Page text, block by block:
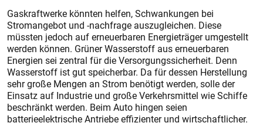
Gaskraftwerke könnten helfen, Schwankungen bei
Stromangebot und -nachfrage auszugleichen. Diese
müssten jedoch auf erneuerbaren Energieträger umgestellt
werden können. Grüner Wasserstoff aus erneuerbaren
Energien sei zentral für die Versorgungssicherheit. Denn
Wasserstoff ist gut speicherbar. Da für dessen Herstellung
sehr große Mengen an Strom benötigt werden, solle der
Einsatz auf Industrie und große Verkehrsmittel wie Schiffe
beschränkt werden. Beim Auto hingen seien
batterieelektrische Antriebe effizienter und wirtschaftlicher.